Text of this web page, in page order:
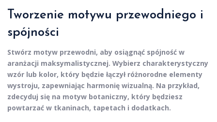
Tworzenie motywu przewodniego i
spójności
Stwórz motyw przewodni, aby osiągnąć spójność w
aranżacji maksymalistycznej. Wybierz charakterystyczny
wzór lub kolor, który będzie łączył różnorodne elementy
wystroju, zapewniając harmonię wizualną. Na przykład,
zdecyduj się na motyw botaniczny, który będziesz
powtarzać w tkaninach, tapetach i dodatkach.